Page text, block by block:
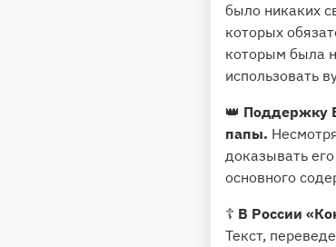
было никаких
которых
которым была
использовать
👑 Поддержку
папы.
доказывать
основного
☦️ В России
Текст,